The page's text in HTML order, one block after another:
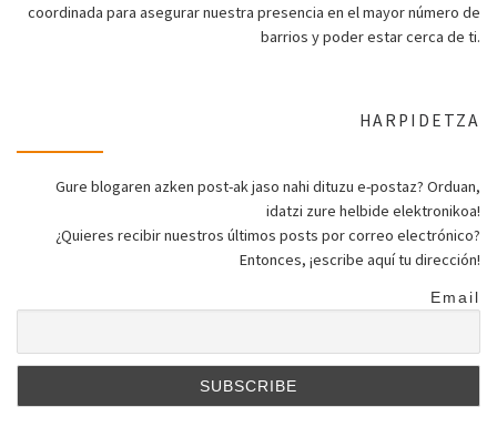
coordinada para asegurar nuestra presencia en el mayor número de
barrios y poder estar cerca de ti.
HARPIDETZA
Gure blogaren azken post-ak jaso nahi dituzu e-postaz? Orduan,
idatzi zure helbide elektronikoa!
¿Quieres recibir nuestros últimos posts por correo electrónico?
Entonces, ¡escribe aquí tu dirección!
Email